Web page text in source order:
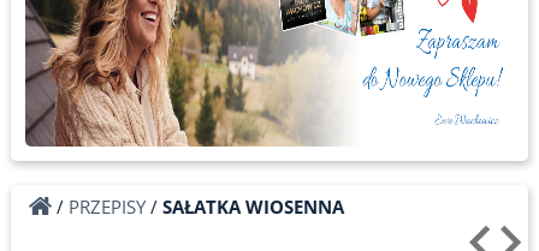
/ PRZEPISY/ SAŁATKA WIOSENNA